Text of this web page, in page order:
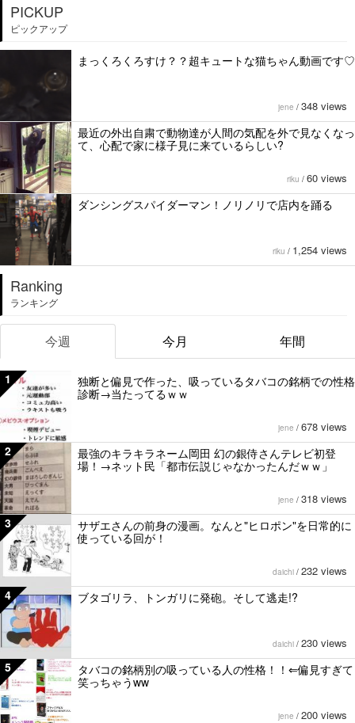
PICKUP
ピックアップ
まっくろくろすけ？？超キュートな猫ちゃん動画です♡
jene / 348 views
最近の外出自粛で動物達が人間の気配を外で見なくなっ
て、心配で家に様子見に来ているらしい?
riku / 60 views
ダンシングスパイダーマン！ノリノリで店内を踊る
riku / 1,254 views
Ranking
ランキング
今週 今月 年間
1
独断と偏見で作った、吸っているタバコの銘柄での性格
診断→当たってるｗｗ
jene / 678 views
2
最強のキラキラネーム岡田 幻の銀侍さんテレビ初登
場！→ネット民「都市伝説じゃなかったんだｗｗ」
jene / 318 views
3
サザエさんの前身の漫画。なんと"ヒロポン"を日常的に
使っている回が！
daichi / 232 views
4 ブタゴリラ、トンガリに発砲。そして逃走!?
daichi / 230 views
5
タバコの銘柄別の吸っている人の性格！！⇐偏見すぎて
笑っちゃうww
jene / 200 views